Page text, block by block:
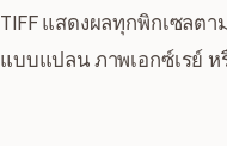
TIFF แสดงผลทุกพิกเซลต
แบบแปลน ภาพเอกซ์เรย์ ห